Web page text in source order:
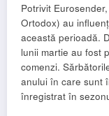
Potrivit
Ortodox) au
această perioadă.
lunii martie au fost
comenzi.
anului în care sunt
înregistrat în